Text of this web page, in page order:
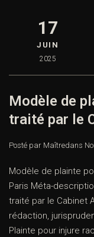
17
JUIN
2025
Modèle de
traité par le
Posté par Maîtredans
Modèle de plainte
Paris Méta-
traité par le Cabinet
rédaction,
Plainte pour injure